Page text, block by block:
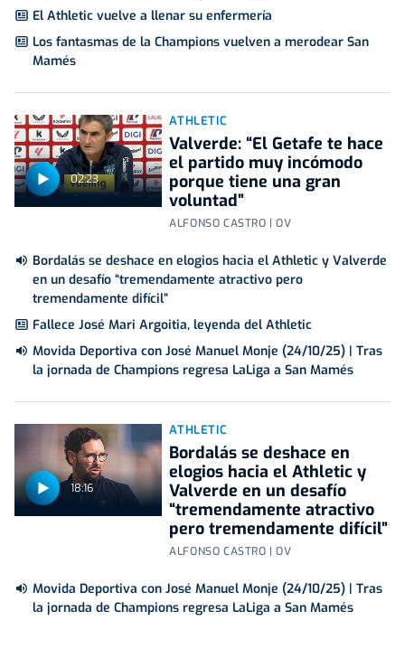
El Athletic vuelve a llenar su enfermería
Los fantasmas de la Champions vuelven a merodear San
Mamés
02:23
ATHLETIC
Valverde: “El Getafe te hace
el partido muy incómodo
porque tiene una gran
voluntad”
ALFONSO CASTRO | OV
Bordalás se deshace en elogios hacia el Athletic y Valverde
en un desafío “tremendamente atractivo pero
tremendamente difícil”
Fallece José Mari Argoitia, leyenda del Athletic
Movida Deportiva con José Manuel Monje (24/10/25) | Tras
la jornada de Champions regresa LaLiga a San Mamés
18:16
ATHLETIC
Bordalás se deshace en
elogios hacia el Athletic y
Valverde en un desafío
“tremendamente atractivo
pero tremendamente difícil”
ALFONSO CASTRO | OV
Movida Deportiva con José Manuel Monje (24/10/25) | Tras
la jornada de Champions regresa LaLiga a San Mamés